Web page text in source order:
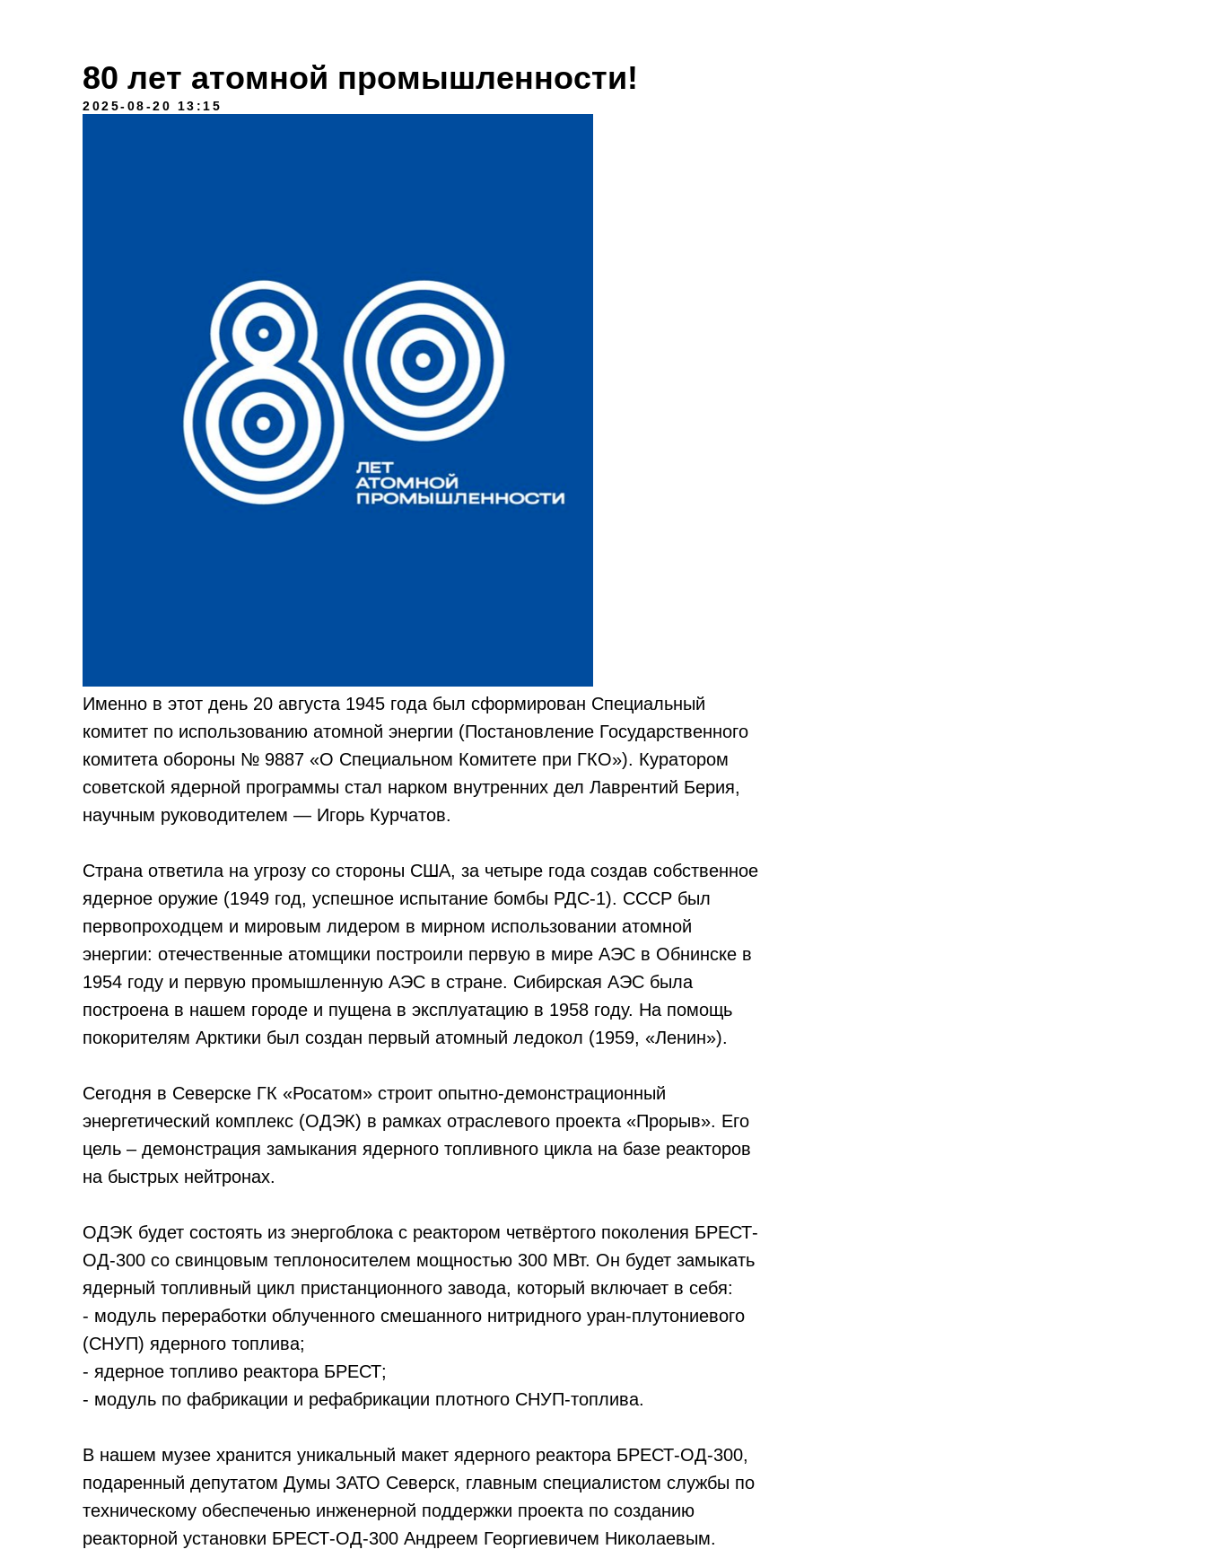
80 лет атомной промышленности!
2025-08-20 13:15
Именно в этот день 20 августа 1945 года был сформирован Специальный
комитет по использованию атомной энергии (Постановление Государственного
комитета обороны № 9887 «О Специальном Комитете при ГКО»). Куратором
советской ядерной программы стал нарком внутренних дел Лаврентий Берия,
научным руководителем — Игорь Курчатов.
Страна ответила на угрозу со стороны США, за четыре года создав собственное
ядерное оружие (1949 год, успешное испытание бомбы РДС-1). СССР был
первопроходцем и мировым лидером в мирном использовании атомной
энергии: отечественные атомщики построили первую в мире АЭС в Обнинске в
1954 году и первую промышленную АЭС в стране. Сибирская АЭС была
построена в нашем городе и пущена в эксплуатацию в 1958 году. На помощь
покорителям Арктики был создан первый атомный ледокол (1959, «Ленин»).
Сегодня в Северске ГК «Росатом» строит опытно-демонстрационный
энергетический комплекс (ОДЭК) в рамках отраслевого проекта «Прорыв». Его
цель – демонстрация замыкания ядерного топливного цикла на базе реакторов
на быстрых нейтронах.
ОДЭК будет состоять из энергоблока с реактором четвёртого поколения БРЕСТ-
ОД-300 со свинцовым теплоносителем мощностью 300 МВт. Он будет замыкать
ядерный топливный цикл пристанционного завода, который включает в себя:
- модуль переработки облученного смешанного нитридного уран-плутониевого
(СНУП) ядерного топлива;
- ядерное топливо реактора БРЕСТ;
- модуль по фабрикации и рефабрикации плотного СНУП-топлива.
В нашем музее хранится уникальный макет ядерного реактора БРЕСТ-ОД-300,
подаренный депутатом Думы ЗАТО Северск, главным специалистом службы по
техническому обеспеченью инженерной поддержки проекта по созданию
реакторной установки БРЕСТ-ОД-300 Андреем Георгиевичем Николаевым.